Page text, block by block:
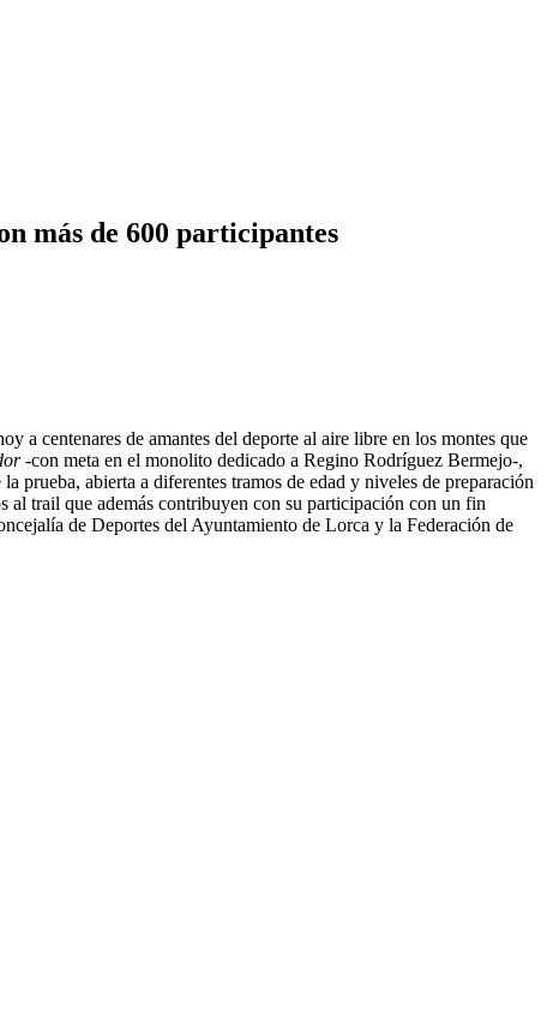
más de 600 participantes
a centenares de amantes del deporte al aire libre en los montes que
-con meta en el monolito dedicado a Regino Rodríguez Bermejo-,
prueba, abierta a diferentes tramos de edad y niveles de preparación
al trail que además contribuyen con su participación con un fin
de Deportes del Ayuntamiento de Lorca y la Federación de